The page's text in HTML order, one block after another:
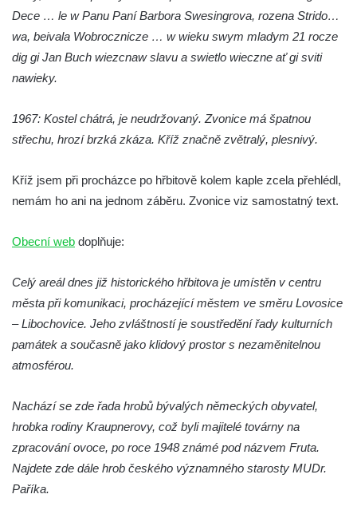
Jidášovo
Křížová cesta Římov – VI. kaple – Olivetská
hora (Getsemanská zahrada)
Křížová cesta Římov – V. kaple – Smutná
Křížová cesta Římov – IV. kaple – Pustá ves
brána
Křížová cesta Římov – II. kaple – Poslední
Křížová cesta Římov – I. kaple – Loučení
Márnice na hřbitově v Římově
Kaple Panny Marie v Horním Třeboníně
Kaple mezi Dolním Třebonínem a Horním
Kaple v severní části Dolního Třebonína
Márnice na hřbitově v Rybniště
Dece … le w Panu Paní Barbora Swesingrova, rozena Strido…
wa, beivala Wobrocznicze … w wieku swym mladym 21 rocze
dig gi Jan Buch wiezcnaw slavu a swietlo wieczne ať gi sviti
nawieky.
1967: Kostel chátrá, je neudržovaný. Zvonice má špatnou
střechu, hrozí brzká zkáza. Kříž značně zvětralý, plesnivý.
Kříž jsem při procházce po hřbitově kolem kaple zcela přehlédl,
nemám ho ani na jednom záběru. Zvonice viz samostatný text.
Obecní web doplňuje:
Celý areál dnes již historického hřbitova je umístěn v centru
města při komunikaci, procházející městem ve směru Lovosice
– Libochovice. Jeho zvláštností je soustředění řady kulturních
památek a současně jako klidový prostor s nezaměnitelnou
atmosférou.
Nachází se zde řada hrobů bývalých německých obyvatel,
hrobka rodiny Kraupnerovy, což byli majitelé továrny na
zpracování ovoce, po roce 1948 známé pod názvem Fruta.
Najdete zde dále hrob českého významného starosty MUDr.
Paříka.